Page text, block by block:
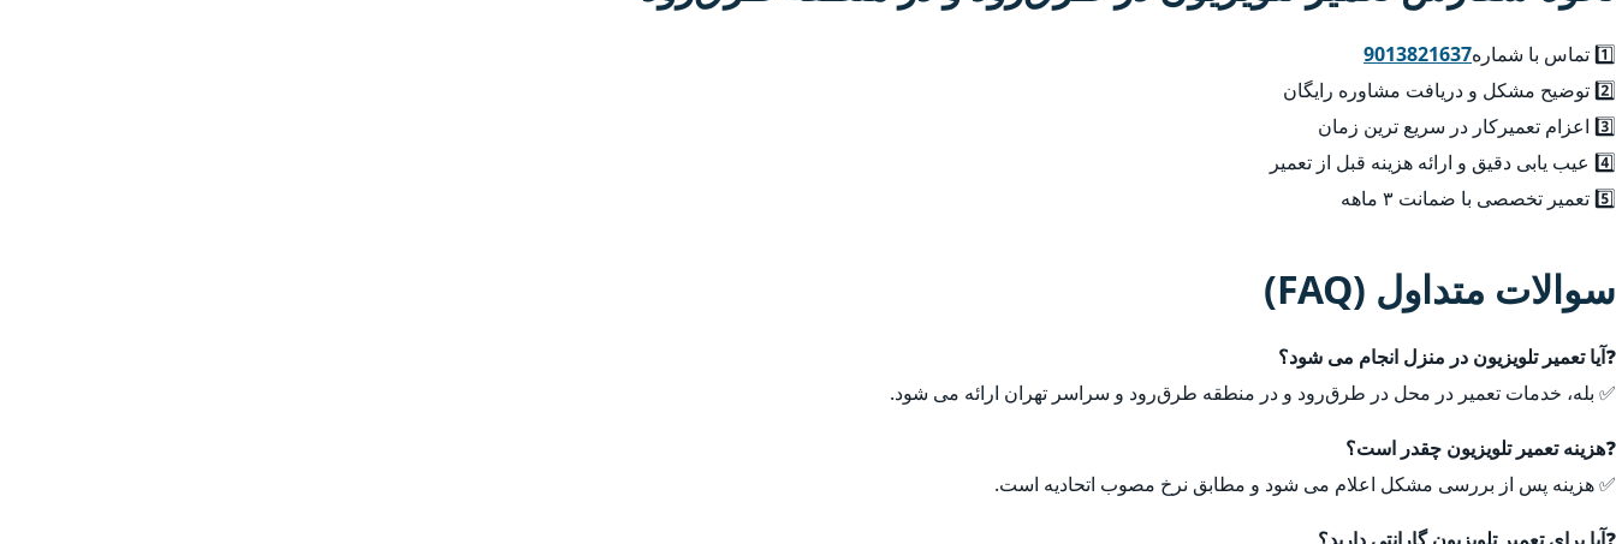
1️⃣ تماس با شماره
9013821637
2️⃣ توضیح مشکل و دریافت مشاوره رایگان
3️⃣ اعزام تعمیرکار در سریع ترین زمان
4️⃣ عیب یابی دقیق و ارائه هزینه قبل از تعمیر
5️⃣ تعمیر تخصصی با ضمانت ۳ ماهه
سوالات متداول (FAQ)
❓آیا تعمیر تلویزیون در منزل انجام می شود؟
✅ بله، خدمات تعمیر در محل در طرق‌رود و در منطقه طرق‌رود و سراسر تهران ارائه می شود.
❓هزینه تعمیر تلویزیون چقدر است؟
✅ هزینه پس از بررسی مشکل اعلام می شود و مطابق نرخ مصوب اتحادیه است.